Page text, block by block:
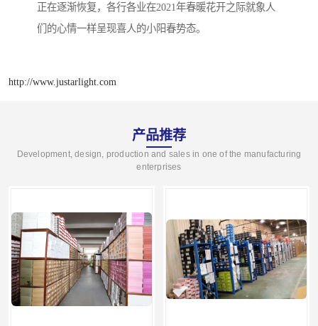
正在逐渐恢复，各行各业在2021年春暖花开之际就象人
们的心情一样呈现喜人的小阳春势态。
http://www.justarlight.com
产品推荐
Development, design, production and sales in one of the manufacturing
enterprises